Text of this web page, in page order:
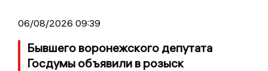
06/08/2026 09:39
Бывшего воронежского депутата
Госдумы объявили в розыск